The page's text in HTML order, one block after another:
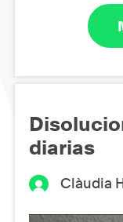
diarias
Clàudia